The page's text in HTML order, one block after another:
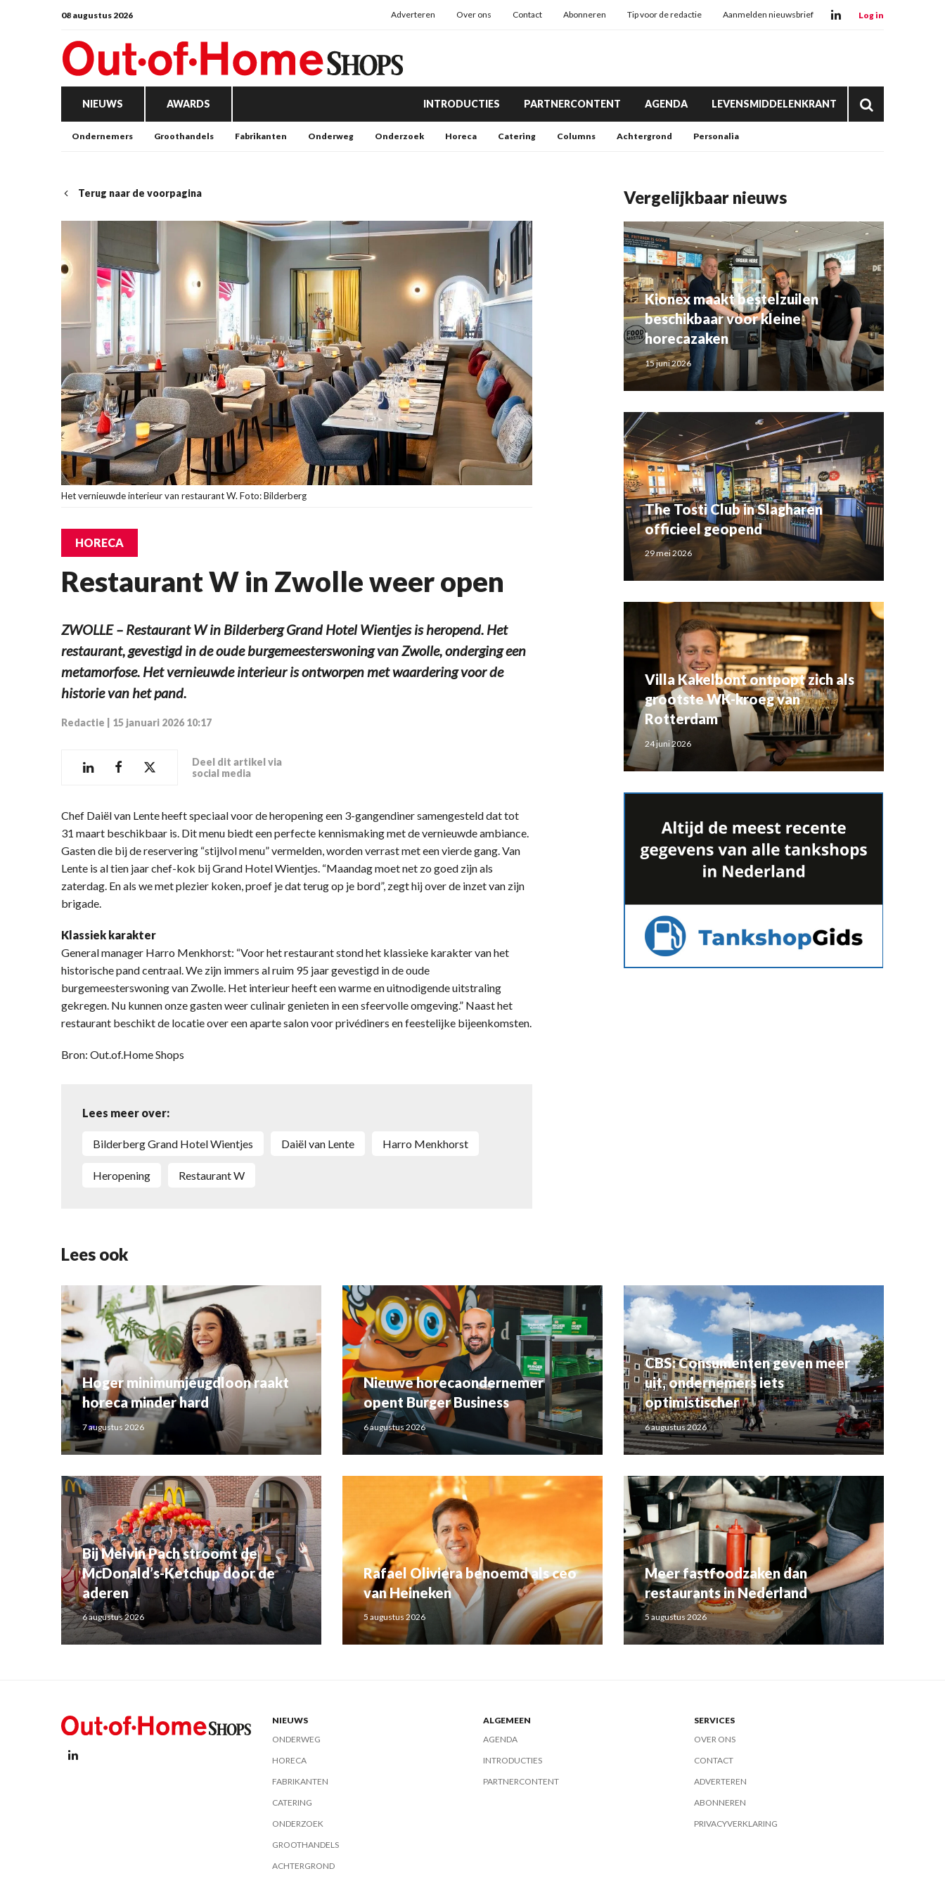
08 augustus 2026 Adverteren Over ons Contact Abonneren Tip voor de redactie Aanmelden nieuwsbrief Log in
NIEUWS AWARDS INTRODUCTIES PARTNERCONTENT AGENDA LEVENSMIDDELENKRANT
Ondernemers Groothandels Fabrikanten Onderweg Onderzoek Horeca Catering Columns Achtergrond Personalia
Terug naar de voorpagina
Het vernieuwde interieur van restaurant W. Foto: Bilderberg
HORECA
Restaurant W in Zwolle weer open
ZWOLLE – Restaurant W in Bilderberg Grand Hotel Wientjes is heropend. Het
restaurant, gevestigd in de oude burgemeesterswoning van Zwolle, onderging een
metamorfose. Het vernieuwde interieur is ontworpen met waardering voor de
historie van het pand.
Redactie 15 januari 2026 10:17
Deel dit artikel via
social media
Chef Daiël van Lente heeft speciaal voor de heropening een 3-gangendiner samengesteld dat tot
31 maart beschikbaar is. Dit menu biedt een perfecte kennismaking met de vernieuwde ambiance.
Gasten die bij de reservering “stijlvol menu” vermelden, worden verrast met een vierde gang. Van
Lente is al tien jaar chef-kok bij Grand Hotel Wientjes. “Maandag moet net zo goed zijn als
zaterdag. En als we met plezier koken, proef je dat terug op je bord”, zegt hij over de inzet van zijn
brigade.
Klassiek karakter
General manager Harro Menkhorst: “Voor het restaurant stond het klassieke karakter van het
historische pand centraal. We zijn immers al ruim 95 jaar gevestigd in de oude
burgemeesterswoning van Zwolle. Het interieur heeft een warme en uitnodigende uitstraling
gekregen. Nu kunnen onze gasten weer culinair genieten in een sfeervolle omgeving.” Naast het
restaurant beschikt de locatie over een aparte salon voor privédiners en feestelijke bijeenkomsten.
Bron: Out.of.Home Shops
Lees meer over:
Bilderberg Grand Hotel Wientjes Daiël van Lente Harro Menkhorst
heropening Restaurant W
Vergelijkbaar nieuws
Kionex maakt bestelzuilen
beschikbaar voor kleine
horecazaken
15 juni 2026
The Tosti Club in Slagharen
officieel geopend
29 mei 2026
Villa Kakelbont ontpopt zich als
grootste WK-kroeg van
Rotterdam
24 juni 2026
Lees ook
Hoger minimumjeugdloon raakt
horeca minder hard
7 augustus 2026
Nieuwe horecaondernemer
opent Burger Business
6 augustus 2026
CBS: Consumenten geven meer
uit, ondernemers iets
optimistischer
6 augustus 2026
Bij Melvin Pach stroomt de
McDonald’s-Ketchup door de
aderen
6 augustus 2026
Rafael Oliviera benoemd als ceo
van Heineken
5 augustus 2026
Meer fastfoodzaken dan
restaurants in Nederland
5 augustus 2026
NIEUWS
ONDERWEG
HORECA
FABRIKANTEN
CATERING
ONDERZOEK
GROOTHANDELS
ACHTERGROND
ALGEMEEN
AGENDA
INTRODUCTIES
PARTNERCONTENT
SERVICES
OVER ONS
CONTACT
ADVERTEREN
ABONNEREN
PRIVACYVERKLARING